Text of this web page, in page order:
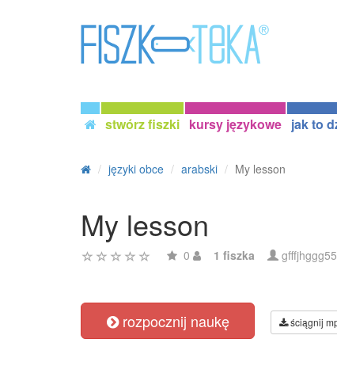
stwórz fiszki kursy językowe jak to
języki obce arabski My lesson
My lesson
0 1 fiszka gfffjhggg55
rozpocznij naukę ściągnij